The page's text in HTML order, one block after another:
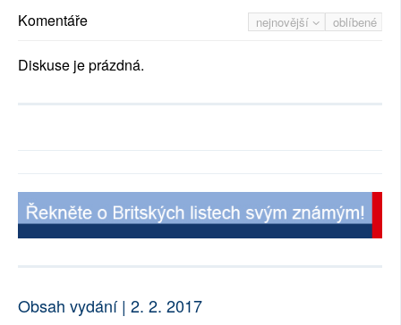
nejnovější oblíbené
Komentáře
Diskuse je prázdná.
Obsah vydání | 2. 2. 2017